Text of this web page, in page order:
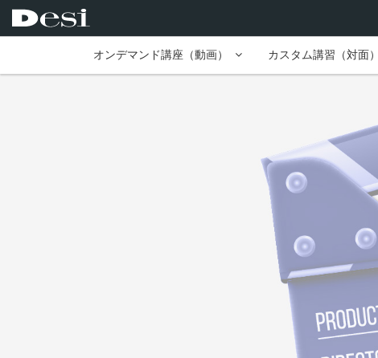
オンデマンド講座（動画） カスタム講習（対面）